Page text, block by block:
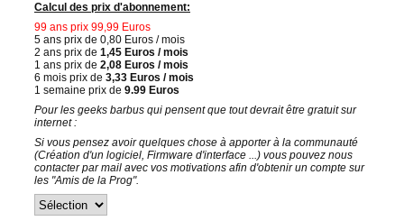
Calcul des prix d'abonnement:
99 ans prix 99,99 Euros
5 ans prix de 0,80 Euros / mois
2 ans prix de 1,45 Euros / mois
1 ans prix de 2,08 Euros / mois
6 mois prix de 3,33 Euros / mois
1 semaine prix de 9.99 Euros
Pour les geeks barbus qui pensent que tout devrait être gratuit sur
internet :
Si vous pensez avoir quelques chose à apporter à la communauté
(Création d'un logiciel, Firmware d'interface ...) vous pouvez nous
contacter par mail avec vos motivations afin d'obtenir un compte sur
les "Amis de la Prog".